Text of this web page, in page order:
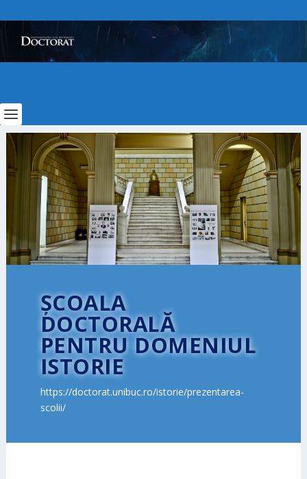
ȘCOALA
DOCTORALĂ
PENTRU DOMENIUL
ISTORIE
https://doctorat.unibuc.ro/istorie/prezentarea-
scolii/